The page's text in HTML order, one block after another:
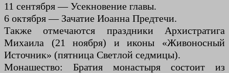
11 сентября — Усекновение главы.
6 октября — Зачатие Иоанна Предтечи.
Также отмечаются праздники Архистратига
Михаила (21 ноября) и иконы «Живоносный
Источник» (пятница Светлой седмицы).
Монашество: Братия монастыря состоит из